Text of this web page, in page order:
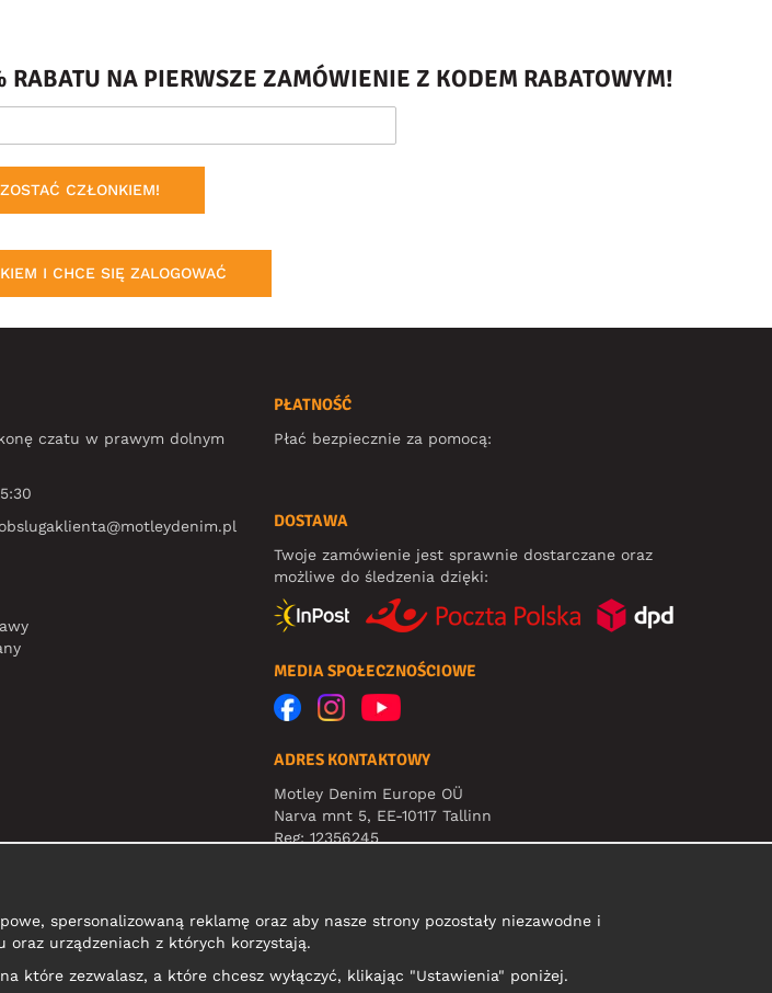
NA PIERWSZE ZAMÓWIENIE Z KODEM RABATOWYM!
CZŁONKIEM!
I CHCE SIĘ ZALOGOWAĆ
czatu w prawym dolnym
PŁATNOŚĆ
Płać bezpiecznie za pomocą:
DOSTAWA
Twoje zamówienie jest sprawnie dostarczane oraz
możliwe do śledzenia dzięki:
MEDIA SPOŁECZNOŚCIOWE
ADRES KONTAKTOWY
Motley Denim Europe OÜ
Narva mnt 5, EE-10117 Tallinn
Reg: 12356245
spersonalizowaną reklamę oraz aby nasze strony pozostały niezawodne i
oraz urządzeniach z których korzystają.
które zezwalasz, a które chcesz wyłączyć, klikając "Ustawienia" poniżej.